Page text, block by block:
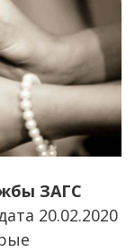
ЗАГС
20.02.2020